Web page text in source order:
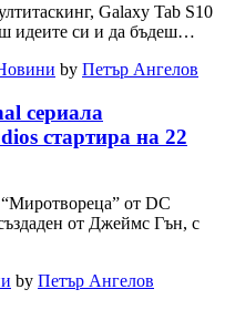
Galaxy Tab S10
идеите си и да бъдеш…
by Петър Ангелов
сериалa
стартира на 22
от DC
от Джеймс Гън, с
by Петър Ангелов